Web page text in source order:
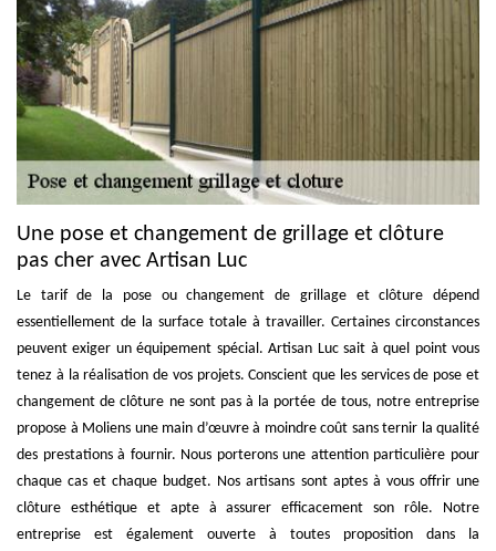
Une pose et changement de grillage et clôture
pas cher avec Artisan Luc
Le tarif de la pose ou changement de grillage et clôture dépend
essentiellement de la surface totale à travailler. Certaines circonstances
peuvent exiger un équipement spécial. Artisan Luc sait à quel point vous
tenez à la réalisation de vos projets. Conscient que les services de pose et
changement de clôture ne sont pas à la portée de tous, notre entreprise
propose à Moliens une main d’œuvre à moindre coût sans ternir la qualité
des prestations à fournir. Nous porterons une attention particulière pour
chaque cas et chaque budget. Nos artisans sont aptes à vous offrir une
clôture esthétique et apte à assurer efficacement son rôle. Notre
entreprise est également ouverte à toutes proposition dans la